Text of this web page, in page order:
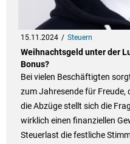
15.11.2024 Steuern
Weihnachtsgeld unter der
Bonus?
Bei vielen Beschäftigten
zum Jahresende für Freude,
die Abzüge stellt sich die
wirklich einen finanziellen
Steuerlast die festliche